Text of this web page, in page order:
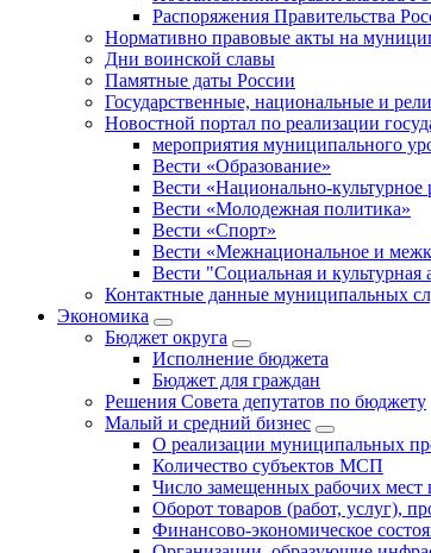
Распоряжения Правительства
Нормативно правовые акты на
Дни воинской славы
Памятные даты России
Государственные, национальные и
Новостной портал по реализации
мероприятия муниципального
Вести «Образование»
Вести «Национально-
Вести «Молодежная политика»
Вести «Спорт»
Вести «Межнациональное и
Вести "Социальная и
Контактные данные муниципальных
Экономика
Бюджет округa
Исполнение бюджета
Бюджет для граждан
Решения Совета депутатов по бюджету
Малый и средний бизнес
О реализации муниципальных
Количество субъектов МСП
Число замещенных рабочих
Оборот товаров (работ, услуг),
Финансово-экономическое